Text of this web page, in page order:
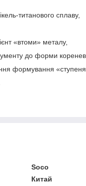
титанового сплаву,
«втоми» металу,
до форми
формування
Soco
Китай